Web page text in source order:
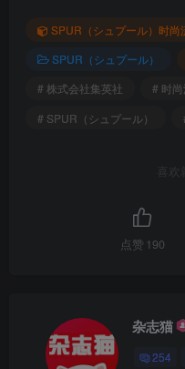
SPUR（シュプール）时尚
SPUR（シュプール）
# 株式会社集英社
# 时
# SPUR（シュプール）
喜
点赞 190
杂志猫
254